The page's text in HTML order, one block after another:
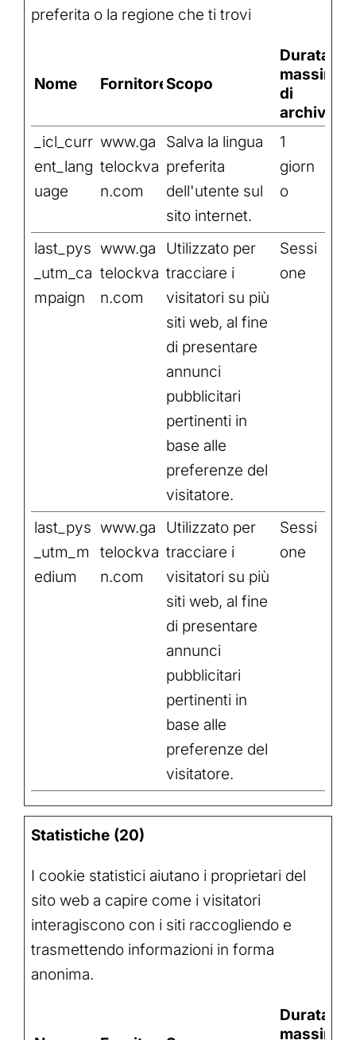
preferita o la regione che ti trovi
Nome FornitoreScopo
Durata
massima
di
_icl_curr
ent_lang
uage
www.ga
telockva
n.com
Salva la lingua
preferita
dell'utente sul
sito internet.
1
giorn
o
last_pys
_utm_ca
mpaign
www.ga
telockva
n.com
Utilizzato per
tracciare i
visitatori su più
siti web, al fine
di presentare
annunci
pubblicitari
pertinenti in
base alle
preferenze del
visitatore.
Sessi
one
last_pys
_utm_m
edium
www.ga
telockva
n.com
Utilizzato per
tracciare i
visitatori su più
siti web, al fine
di presentare
annunci
pubblicitari
pertinenti in
base alle
preferenze del
visitatore.
Sessi
one
Statistiche (20)
I cookie statistici aiutano i proprietari del
sito web a capire come i visitatori
interagiscono con i siti raccogliendo e
trasmettendo informazioni in forma
anonima.
Durata
massima